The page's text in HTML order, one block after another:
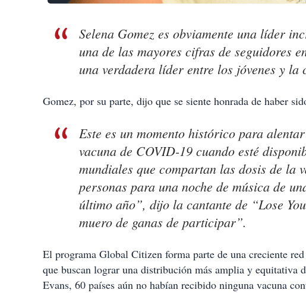
Selena Gomez es obviamente una líder
una de las mayores cifras de seguidores
una verdadera líder entre los jóvenes y la
Gomez, por su parte, dijo que se siente honrada de haber
Este es un momento histórico para
vacuna de COVID-19 cuando esté
mundiales que compartan las dosis de la
personas para una noche de música de
último año”, dijo la cantante de “Lose
muero de ganas de participar”.
El programa Global Citizen forma parte de una creciente
que buscan lograr una distribución más amplia y equitativa
Evans, 60 países aún no habían recibido ninguna vacuna